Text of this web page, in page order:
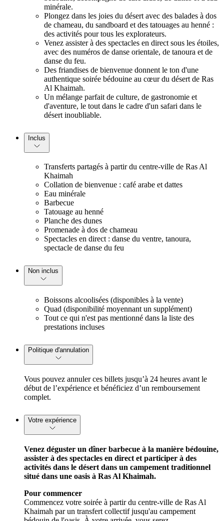
minérale.
Plongez dans les joies du désert avec des balades à dos
de chameau, du sandboard et des tatouages au henné :
des activités pour tous les explorateurs.
Venez assister à des spectacles en direct sous les étoiles,
avec des numéros de danse orientale, de tanoura et de
danse du feu.
Des friandises de bienvenue donnent le ton d'une
authentique soirée bédouine au cœur du désert de Ras
Al Khaimah.
Un mélange parfait de culture, de gastronomie et
d'aventure, le tout dans le cadre d'un safari dans le
désert inoubliable.
Inclus
Transferts partagés à partir du centre-ville de Ras Al
Khaimah
Collation de bienvenue : café arabe et dattes
Eau minérale
Barbecue
Tatouage au henné
Planche des dunes
Promenade à dos de chameau
Spectacles en direct : danse du ventre, tanoura,
spectacle de danse du feu
Non inclus
Boissons alcoolisées (disponibles à la vente)
Quad (disponibilité moyennant un supplément)
Tout ce qui n'est pas mentionné dans la liste des
prestations incluses
Politique d'annulation
Vous pouvez annuler ces billets jusqu’à 24 heures avant le
début de l’expérience et bénéficiez d’un remboursement
complet.
Votre expérience
Venez déguster un dîner barbecue à la manière bédouine,
assister à des spectacles en direct et participer à des
activités dans le désert dans un campement traditionnel
situé dans une oasis à Ras Al Khaimah.
Pour commencer
Commencez votre soirée à partir du centre-ville de Ras Al
Khaimah par un transfert collectif jusqu'au campement